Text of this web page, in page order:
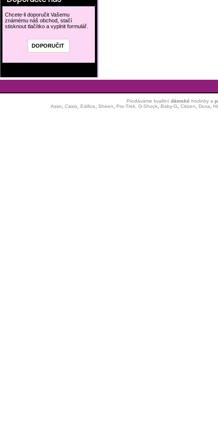
Chcete-li doporučit Vašemu
známému náš obchod, stačí
stisknout tlačítko a vyplnit formulář.
Prodáváme kvalitní dámské hodinkya
Asso
Casio Edifice Sheen Pro-Trek, G-Shock, Baby-G Citizen Doxa